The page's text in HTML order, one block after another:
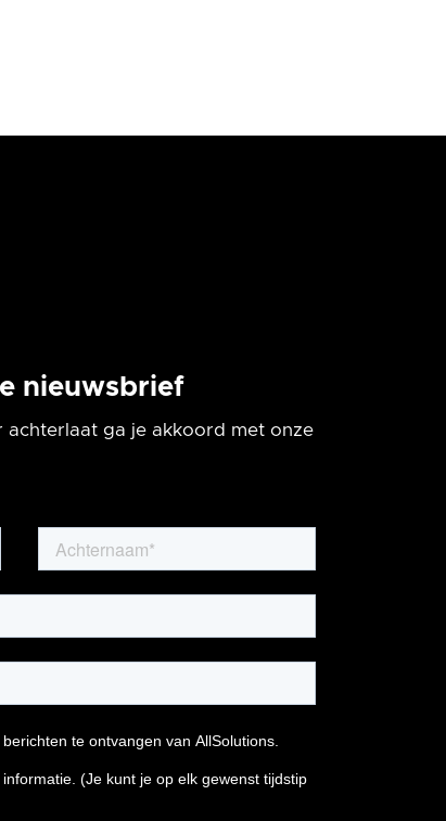
nieuwsbrief
achterlaat ga je akkoord met onze